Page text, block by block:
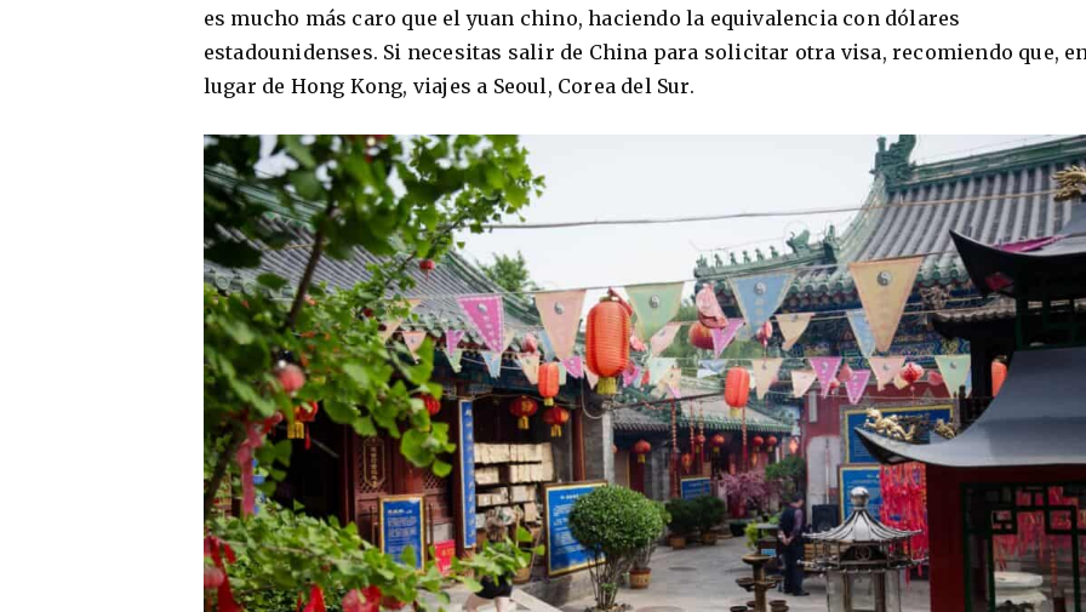
es mucho más caro que el yuan chino, haciendo la equivalencia con dólares
estadounidenses. Si necesitas salir de China para solicitar otra visa, recomiendo que,
lugar de Hong Kong, viajes a Seoul, Corea del Sur.